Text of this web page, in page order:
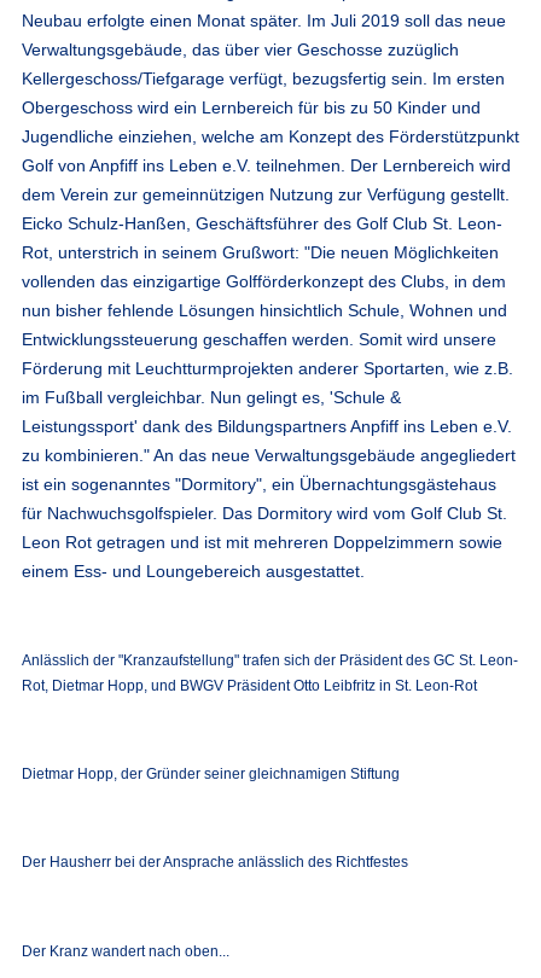
Neubau erfolgte einen Monat später. Im Juli 2019 soll das neue
Verwaltungsgebäude, das über vier Geschosse zuzüglich
Kellergeschoss/Tiefgarage verfügt, bezugsfertig sein. Im ersten
Obergeschoss wird ein Lernbereich für bis zu 50 Kinder und
Jugendliche einziehen, welche am Konzept des Förderstützpunkt
Golf von Anpfiff ins Leben e.V. teilnehmen. Der Lernbereich wird
dem Verein zur gemeinnützigen Nutzung zur Verfügung gestellt.
Eicko Schulz-Hanßen, Geschäftsführer des Golf Club St. Leon-
Rot, unterstrich in seinem Grußwort: "Die neuen Möglichkeiten
vollenden das einzigartige Golfförderkonzept des Clubs, in dem
nun bisher fehlende Lösungen hinsichtlich Schule, Wohnen und
Entwicklungssteuerung geschaffen werden. Somit wird unsere
Förderung mit Leuchtturmprojekten anderer Sportarten, wie z.B.
im Fußball vergleichbar. Nun gelingt es, 'Schule &
Leistungssport' dank des Bildungspartners Anpfiff ins Leben e.V.
zu kombinieren." An das neue Verwaltungsgebäude angegliedert
ist ein sogenanntes "Dormitory", ein Übernachtungsgästehaus
für Nachwuchsgolfspieler. Das Dormitory wird vom Golf Club St.
Leon Rot getragen und ist mit mehreren Doppelzimmern sowie
einem Ess- und Loungebereich ausgestattet.
Anlässlich der "Kranzaufstellung" trafen sich der Präsident des GC St. Leon-
Rot, Dietmar Hopp, und BWGV Präsident Otto Leibfritz in St. Leon-Rot
Dietmar Hopp, der Gründer seiner gleichnamigen Stiftung
Der Hausherr bei der Ansprache anlässlich des Richtfestes
Der Kranz wandert nach oben...